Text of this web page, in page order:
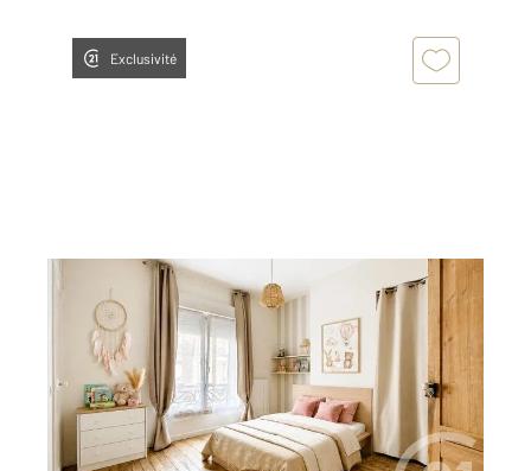
Exclusivité
ARMENTIERES 59
107 m 2, 4 pièces
Ref : 451
Appartement à vendre
221 700 €
Visiter le site dédié